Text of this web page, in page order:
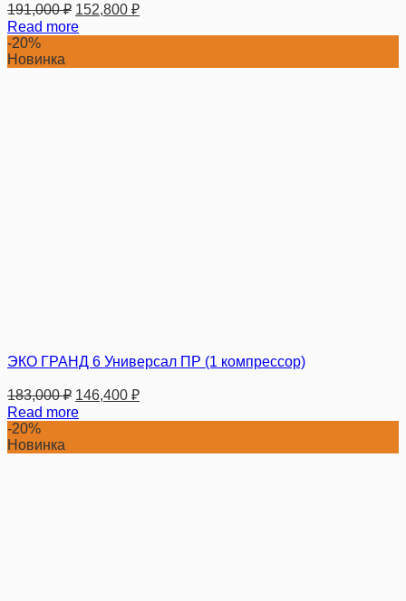
191,000₽ 152,800 ₽
Read more
-20%
Новинка
ЭКО ГРАНД 6 Универсал ПР (1 компрессор)
183,000₽ 146,400 ₽
Read more
-20%
Новинка